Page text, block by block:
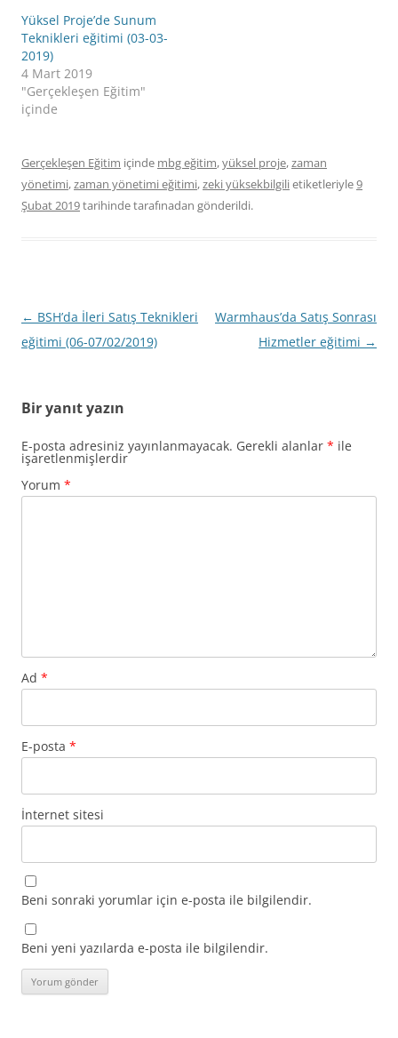
Yüksel Proje’de Sunum
Teknikleri eğitimi (03-03-
2019)
4 Mart 2019
"Gerçekleşen Eğitim"
içinde
Gerçekleşen Eğitim içinde mbg eğitim,yüksel proje,zaman
yönetimi,zaman yönetimi eğitimi,zeki yüksekbilgilietiketleriyle9
Şubat 2019tarihindetarafınadan gönderildi.
Yazı
dolaşımı
← BSH’da İleri Satış Teknikleri
eğitimi (06-07/02/2019)
Warmhaus’da Satış Sonrası
Hizmetler eğitimi →
Bir yanıt yazın
E-posta adresiniz yayınlanmayacak. Gerekli alanlar * ile
işaretlenmişlerdir
Yorum *
Ad *
E-posta *
İnternet sitesi
Beni sonraki yorumlar için e-posta ile bilgilendir.
Beni yeni yazılarda e-posta ile bilgilendir.